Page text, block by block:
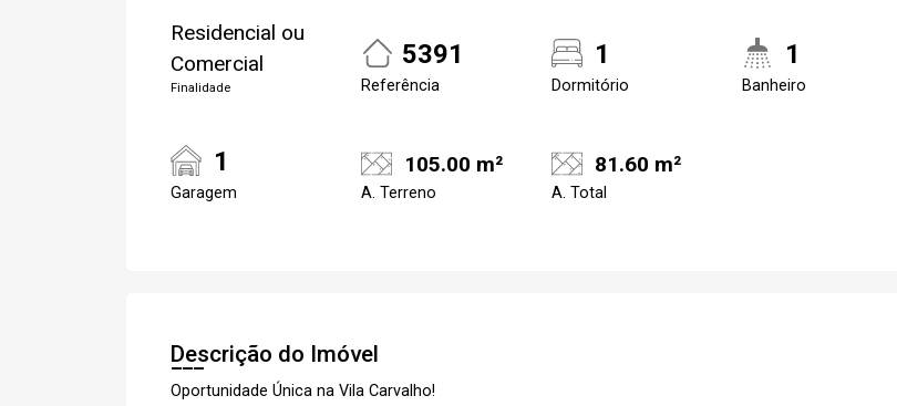
Residencial ou
Comercial
Finalidade
5391
Referência
1
Dormitório
1
Banheiro
1
Garagem
105.00 m²
A. Terreno
81.60 m²
A. Total
Descrição do Imóvel
Oportunidade Única na Vila Carvalho!